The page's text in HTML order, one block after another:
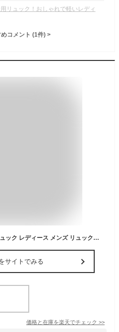
リュック！おしゃれで軽いレディ
コメント (1件) >
＼P5倍＋限定クーポンあり／ リュック レディース メンズ リュックサック 大容量 軽量 軽い 防水 バックパック 撥水 20L 25L りゅっく Pc対応 通勤 通学 女子 旅行 スポーツリュック ins風 防災グッズ PCリュック かわいい おしゃれ 韓国リュック 学生 高校生 中学生 母の日
サイトでみる
価格と在庫を楽天でチェック >>